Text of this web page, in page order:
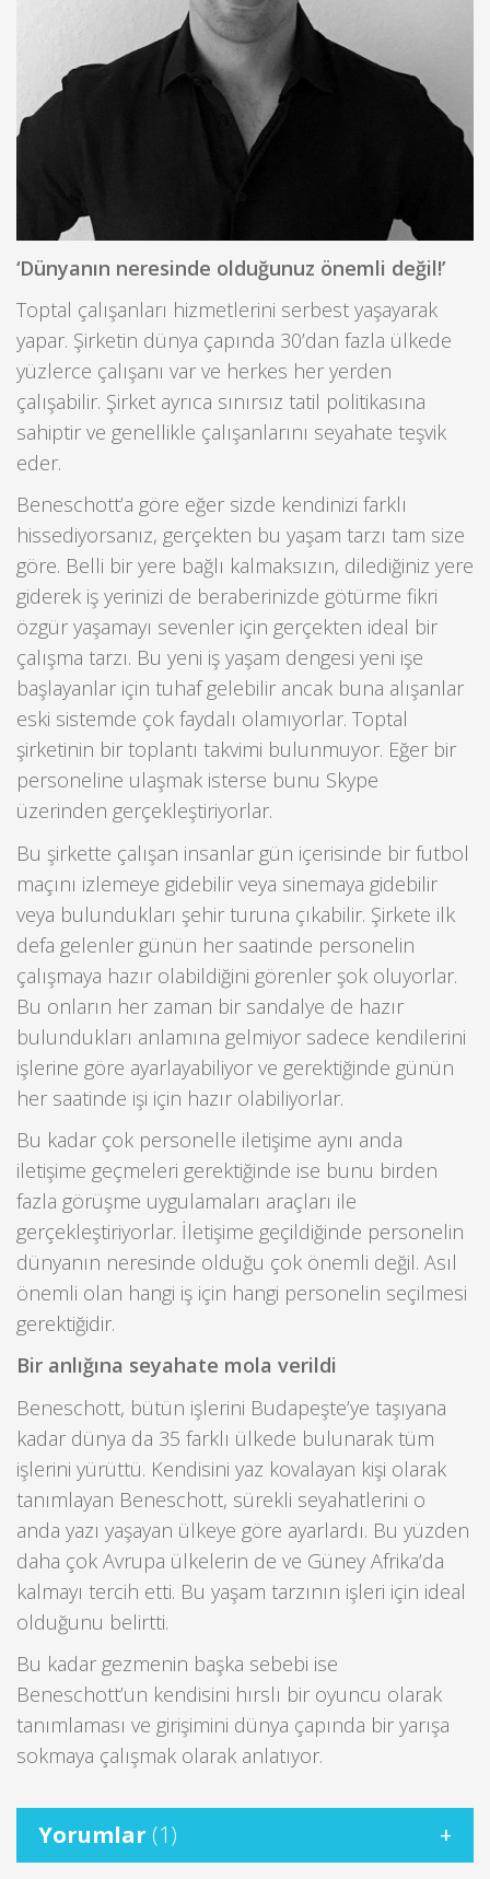
‘Dünyanın neresinde olduğunuz önemli değil!’
Toptal çalışanları hizmetlerini serbest yaşayarak
yapar. Şirketin dünya çapında 30’dan fazla ülkede
yüzlerce çalışanı var ve herkes her yerden
çalışabilir. Şirket ayrıca sınırsız tatil politikasına
sahiptir ve genellikle çalışanlarını seyahate teşvik
eder.
Beneschott’a göre eğer sizde kendinizi farklı
hissediyorsanız, gerçekten bu yaşam tarzı tam size
göre. Belli bir yere bağlı kalmaksızın, dilediğiniz yere
giderek iş yerinizi de beraberinizde götürme fikri
özgür yaşamayı sevenler için gerçekten ideal bir
çalışma tarzı. Bu yeni iş yaşam dengesi yeni işe
başlayanlar için tuhaf gelebilir ancak buna alışanlar
eski sistemde çok faydalı olamıyorlar. Toptal
şirketinin bir toplantı takvimi bulunmuyor. Eğer bir
personeline ulaşmak isterse bunu Skype
üzerinden gerçekleştiriyorlar.
Bu şirkette çalışan insanlar gün içerisinde bir futbol
maçını izlemeye gidebilir veya sinemaya gidebilir
veya bulundukları şehir turuna çıkabilir. Şirkete ilk
defa gelenler günün her saatinde personelin
çalışmaya hazır olabildiğini görenler şok oluyorlar.
Bu onların her zaman bir sandalye de hazır
bulundukları anlamına gelmiyor sadece kendilerini
işlerine göre ayarlayabiliyor ve gerektiğinde günün
her saatinde işi için hazır olabiliyorlar.
Bu kadar çok personelle iletişime aynı anda
iletişime geçmeleri gerektiğinde ise bunu birden
fazla görüşme uygulamaları araçları ile
gerçekleştiriyorlar. İletişime geçildiğinde personelin
dünyanın neresinde olduğu çok önemli değil. Asıl
önemli olan hangi iş için hangi personelin seçilmesi
gerektiğidir.
Bir anlığına seyahate mola verildi
Beneschott, bütün işlerini Budapeşte’ye taşıyana
kadar dünya da 35 farklı ülkede bulunarak tüm
işlerini yürüttü. Kendisini yaz kovalayan kişi olarak
tanımlayan Beneschott, sürekli seyahatlerini o
anda yazı yaşayan ülkeye göre ayarlardı. Bu yüzden
daha çok Avrupa ülkelerin de ve Güney Afrika’da
kalmayı tercih etti. Bu yaşam tarzının işleri için ideal
olduğunu belirtti.
Bu kadar gezmenin başka sebebi ise
Beneschott’un kendisini hırslı bir oyuncu olarak
tanımlaması ve girişimini dünya çapında bir yarışa
sokmaya çalışmak olarak anlatıyor.
Yorumlar (1)